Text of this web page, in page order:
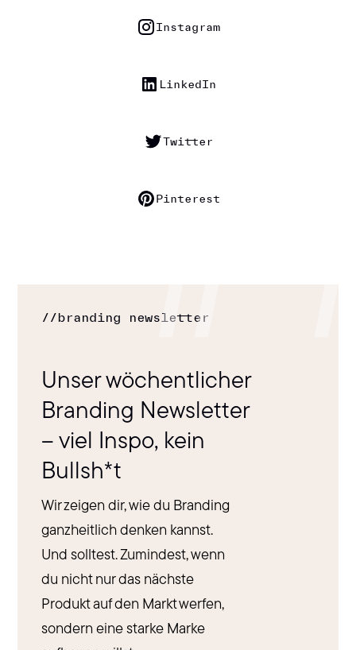
Instagram
LinkedIn
Twitter
Pinterest
//branding newsletter
Unser wöchentlicher
Branding Newsletter
– viel Inspo, kein
Bullsh*t
Wir zeigen dir, wie du Branding
ganzheitlich denken kannst.
Und solltest. Zumindest, wenn
du nicht nur das nächste
Produkt auf den Markt werfen,
sondern eine starke Marke